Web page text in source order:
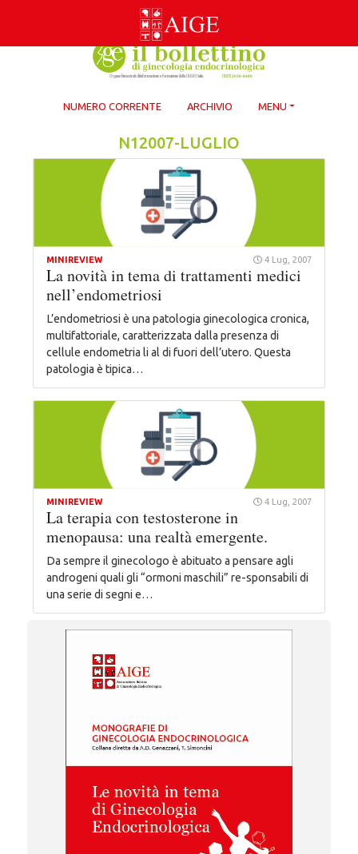
NUMERO CORRENTE ARCHIVIO MENU
N12007-LUGLIO
MINIREVIEW 4 Lug, 2007
La novità in tema di trattamenti medici
nell’endometriosi
L’endometriosi è una patologia ginecologica cronica,
multifattoriale, caratterizzata dalla presenza di
cellule endometria li al di fuori dell’utero. Questa
patologia è tipica…
MINIREVIEW 4 Lug, 2007
La terapia con testosterone in
menopausa: una realtà emergente.
Da sempre il ginecologo è abituato a pensare agli
androgeni quali gli “ormoni maschili” re-sponsabili di
una serie di segni e…